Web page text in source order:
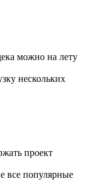
можно на лету
нескольких
проект
все популярные